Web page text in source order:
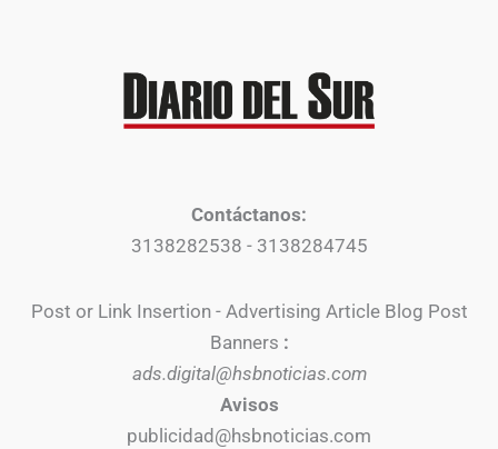
Contáctanos:
3138282538 - 3138284745
Post or Link Insertion - Advertising Article Blog Post
Banners :
ads.digital@hsbnoticias.com
Avisos
publicidad@hsbnoticias.com